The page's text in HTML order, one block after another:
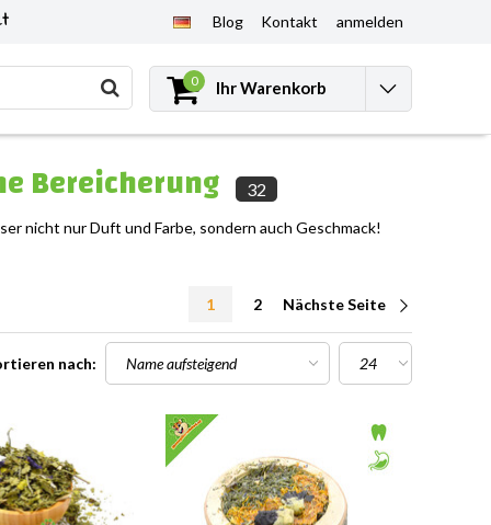
Blog Kontakt anmelden
0 Ihr Warenkorb
Bereicherung 32
nicht nur Duft und Farbe, sondern auch Geschmack!
1 2 Nächste Seite
nach: